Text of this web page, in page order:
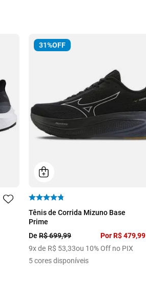
31%OFF
39
Tênis de Corrida Mizuno Base
Prime
De R$699,99 PorR$479,99
9x de R$ 53,33ou 10% Off no PIX
5cores disponíveis